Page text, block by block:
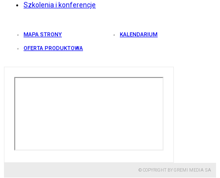
Szkolenia i konferencje
MAPA STRONY KALENDARIUM
OFERTA PRODUKTOWA
© COPYRIGHT BY GREMI MEDIA SA